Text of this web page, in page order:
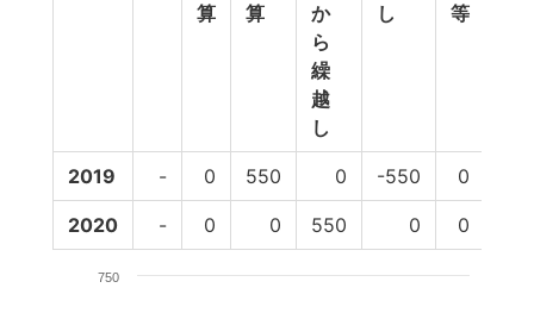
算
算
か
ら
繰
越
し
し
等
2019 - 0 550 0 -550 0
2020 - 0 0 550 0 0
750